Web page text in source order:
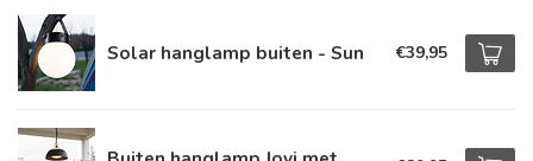
Solar hanglamp buiten - Sun €39,95